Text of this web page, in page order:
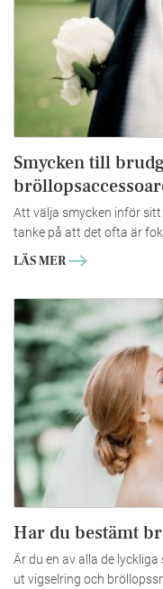
Smycken till
Att välja smycken inför
tanke på att det ofta är
LÄS MER
Har du bestämt
Är du en av alla de
ut vigselring och